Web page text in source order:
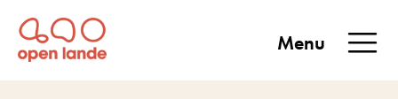
Aller
directement
au
Open Lande
Entreprises & territoires
Menu